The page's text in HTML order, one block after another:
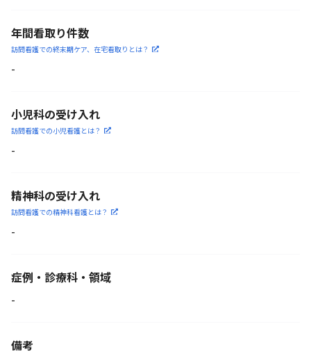
年間看取り件数
訪問看護での終末期ケア、 在宅看取りとは？
-
小児科の受け入れ
訪問看護での小児看護とは？
-
精神科の受け入れ
訪問看護での精神科看護とは？
-
症例・診療科・ 領域
-
備考